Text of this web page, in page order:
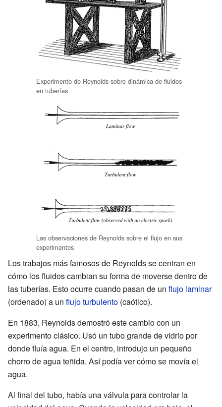
Experimento de Reynolds sobre dinámica de fluidos
en tuberías
Las observaciones de Reynolds sobre el flujo en sus
experimentos
Los trabajos más famosos de Reynolds se centran en
cómo los fluidos cambian su forma de moverse dentro de
las tuberías. Esto ocurre cuando pasan de un flujo laminar
(ordenado) a un flujo turbulento (caótico).
En 1883, Reynolds demostró este cambio con un
experimento clásico. Usó un tubo grande de vidrio por
donde fluía agua. En el centro, introdujo un pequeño
chorro de agua teñida. Así podía ver cómo se movía el
agua.
Al final del tubo, había una válvula para controlar la